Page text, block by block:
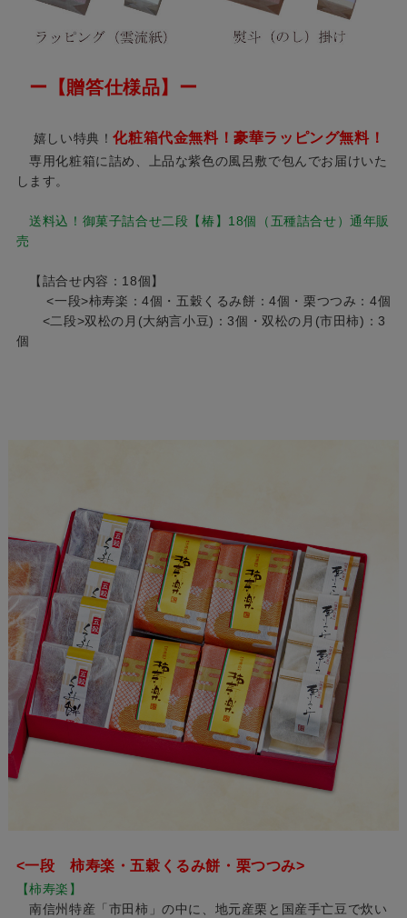
ー【贈答仕様品】ー
嬉しい特典！化粧箱代金無料！豪華ラッピング無料！
専用化粧箱に詰め、上品な紫色の風呂敷で包んでお届けいた
します。
送料込！御菓子詰合せ二段【椿】18個（五種詰合せ）通年販
売
【詰合せ内容：18個】
<一段>柿寿楽：4個・五穀くるみ餅：4個・栗つつみ：4個
<二段>双松の月(大納言小豆)：3個・双松の月(市田柿)：3
個
<一段 柿寿楽・五穀くるみ餅・栗つつみ>
【柿寿楽】
南信州特産「市田柿」の中に、地元産栗と国産手亡豆で炊い